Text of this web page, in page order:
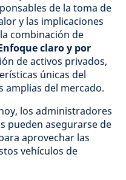
de la toma de
y las implicaciones
combinación de
claro y por
de activos privados,
únicas del
amplias del mercado.
los administradores
pueden asegurarse de
aprovechar las
vehículos de